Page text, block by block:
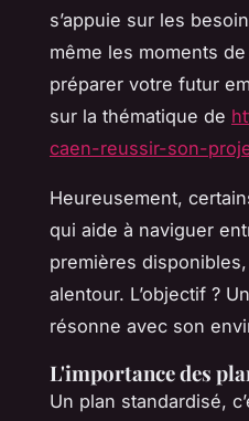
s’appuie sur les
même les moments
préparer votre futur
sur la thématique de
caen-reussir-son-
Heureusement,
qui aide à naviguer
premières
alentour. L’objectif ?
résonne avec son
L'importance des
Un plan standardisé,